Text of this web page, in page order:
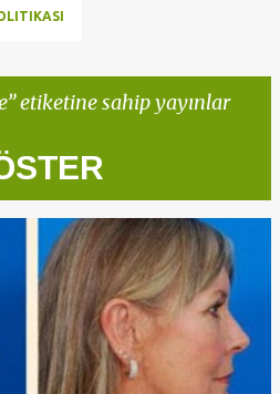
etiketine sahip yayınlar